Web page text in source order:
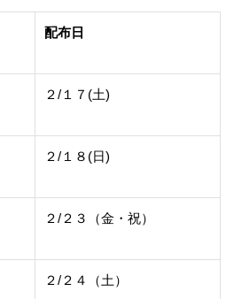
配布日
２/１７(土)
２/１８(日)
２/２３（金・祝）
２/２４（土）